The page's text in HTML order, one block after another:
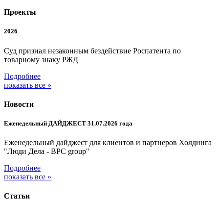
Проекты
2026
Суд признал незаконным бездействие Роспатента по
товарному знаку РЖД
Подробнее
показать все »
Новости
Еженедельный ДАЙДЖЕСТ 31.07.2026 года
Еженедельный дайджест для клиентов и партнеров Холдинга
"Люди Дела - BPC group"
Подробнее
показать все »
Статьи